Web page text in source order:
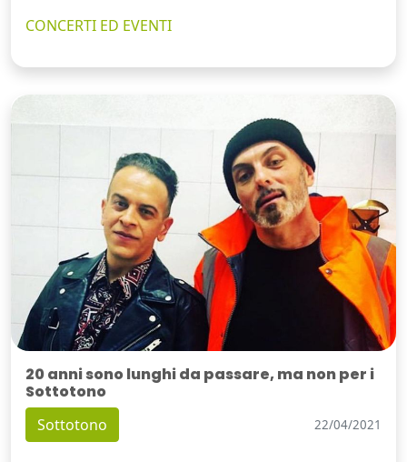
CONCERTI ED EVENTI
20 anni sono lunghi da passare, ma non per i
Sottotono
Sottotono 22/04/2021